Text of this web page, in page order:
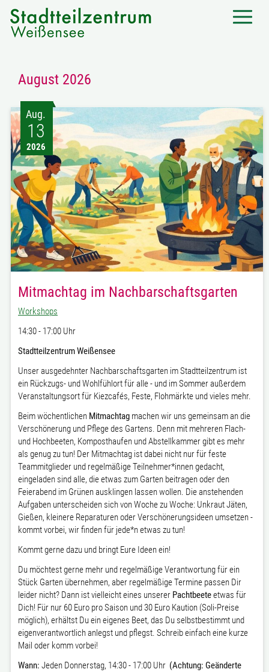
August 2026
Aug.
13
2026
Mitmachtag im Nachbarschaftsgarten
Workshops
14:30 - 17:00 Uhr
Stadtteilzentrum Weißensee
Unser ausgedehnter Nachbarschaftsgarten im Stadtteilzentrum ist
ein Rückzugs- und Wohlfühlort für alle - und im Sommer außerdem
Veranstaltungsort für Kiezcafés, Feste, Flohmärkte und vieles mehr.
Beim wöchentlichen Mitmachtag machen wir uns gemeinsam an die
Verschönerung und Pflege des Gartens. Denn mit mehreren Flach-
und Hochbeeten, Komposthaufen und Abstellkammer gibt es mehr
als genug zu tun! Der Mitmachtag ist dabei nicht nur für feste
Teammitglieder und regelmäßige Teilnehmer*innen gedacht,
eingeladen sind alle, die etwas zum Garten beitragen oder den
Feierabend im Grünen ausklingen lassen wollen. Die anstehenden
Aufgaben unterscheiden sich von Woche zu Woche: Unkraut Jäten,
Gießen, kleinere Reparaturen oder Verschönerungsideen umsetzen -
kommt vorbei, wir finden für jede*n etwas zu tun!
Kommt gerne dazu und bringt Eure Ideen ein!
Du möchtest gerne mehr und regelmäßige Verantwortung für ein
Stück Garten übernehmen, aber regelmäßige Termine passen Dir
leider nicht? Dann ist vielleicht eines unserer Pachtbeeteetwas für
Dich! Für nur 60 Euro pro Saison und 30 Euro Kaution (Soli-Preise
möglich), erhältst Du ein eigenes Beet, das Du selbstbestimmt und
eigenverantwortlich anlegst und pflegst. Schreib einfach eine kurze
Mail oder komm vorbei!
Wann: Jeden Donnerstag, 14:30 - 17:00 Uhr (Achtung: Geänderte